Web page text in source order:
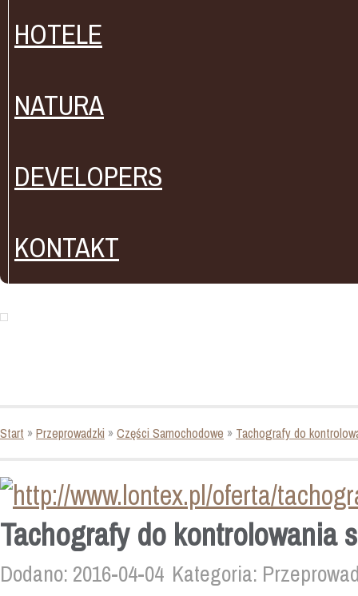
HOTELE
NATURA
DEVELOPERS
KONTAKT
Start »Przeprowadzki »Części Samochodowe » Tachografy do
Tachografy do kontrolowania
Dodano: 2016-04-04 Kategoria: